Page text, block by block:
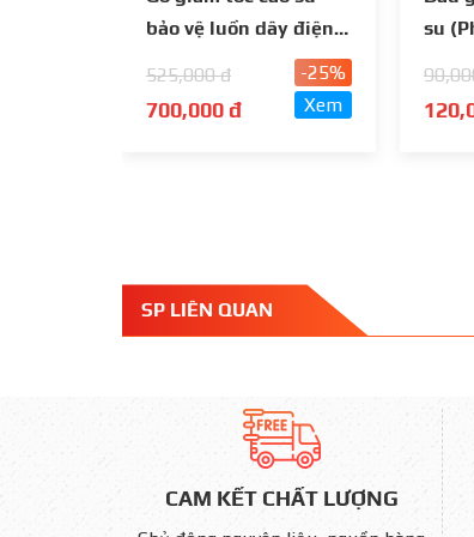
bảo vệ luồn dây điện
ngầm loại 3 rãnh
525,000 đ
700,000 đ
-25%
Xem
su
SP LIÊN QUAN
CAM KẾT CHẤT LƯỢNG